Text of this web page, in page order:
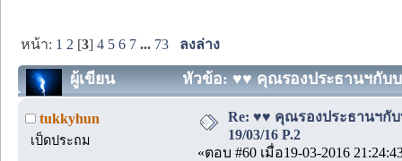
หน้า: 1 2 [3]4 5 6 7 ... 73 ลงล่าง
ผู้เขียน หัวข้อ: ♥♥ คุณรองประธานฯกับบ
tukkyhun
เป็ดประถม
Re: ♥♥ คุณรองประธานฯกั
19/03/16 P.2
«ตอบ #60 เมื่อ19-03-2016